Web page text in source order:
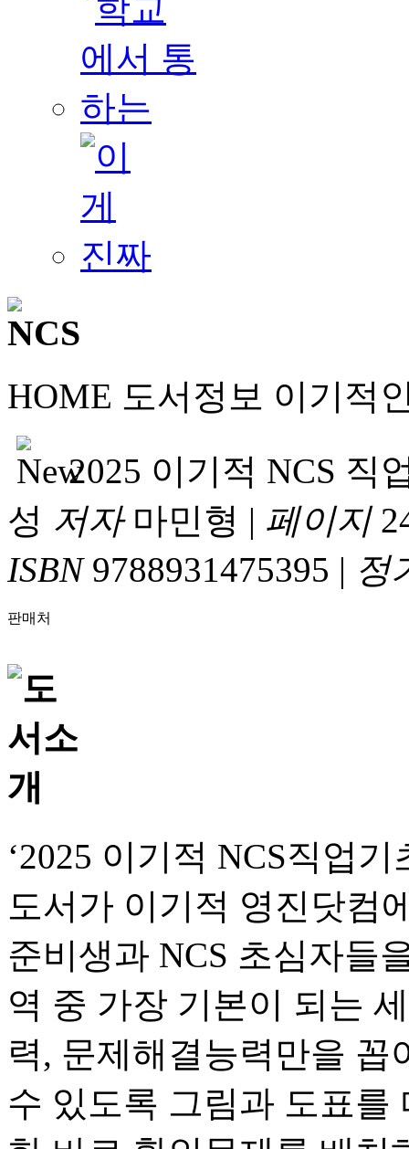
HOME 도서정보 이기적
2025 이기적 NCS 직
성 저자마민형 | 페이지
ISBN9788931475395 | 정
판매처
‘2025 이기적 NCS직업
도서가 이기적 영진닷컴
준비생과 NCS 초심자들
역 중 가장 기본이 되는
력, 문제해결능력만을 꼽
수 있도록 그림과 도표를